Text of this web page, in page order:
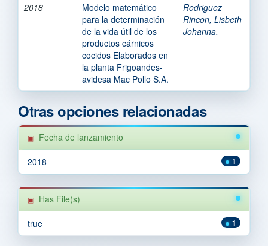
2018
Modelo matemático
para la determinación
de la vida útil de los
productos cárnicos
cocidos Elaborados en
la planta Frigoandes-
avidesa Mac Pollo S.A.
Rodriguez
Rincon, Lisbeth
Johanna.
Otras opciones relacionadas
Fecha de lanzamiento
1
2018
Has File(s)
1
true